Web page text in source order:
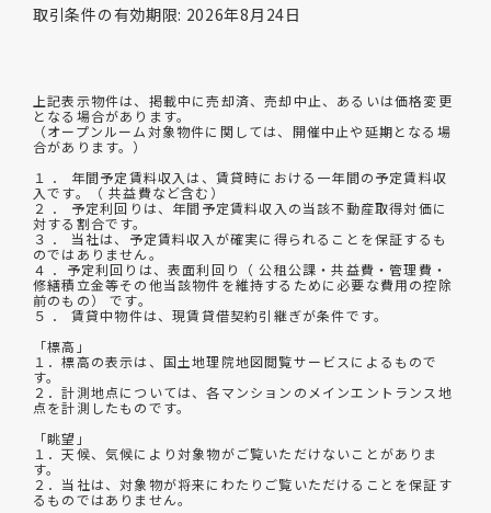
取引条件の有効期限: 2026年8月24日
上記表示物件は、掲載中に売却済、売却中止、あるいは価格変更
となる場合があります。
（オープンルーム対象物件に関しては、開催中止や延期となる場
合があります。）
１ ． 年間予定賃料収入は、賃貸時における一年間の予定賃料収
入です。（ 共益費など含む）
２ ． 予定利回りは、年間予定賃料収入の当該不動産取得対価に
対する割合です。
３ ． 当社は、予定賃料収入が確実に得られることを保証するも
のではありません。
４ ．予定利回りは、表面利回り（ 公租公課・共益費・管理費・
修繕積立金等その他当該物件を維持するために必要な費用の控除
前のもの） です。
５ ． 賃貸中物件は、現賃貸借契約引継ぎが条件です。
「標高」
１．標高の表示は、国土地理院地図閲覧サービスによるもので
す。
２．計測地点については、各マンションのメインエントランス地
点を計測したものです。
「眺望」
１．天候、気候により対象物がご覧いただけないことがありま
す。
２．当社は、対象物が将来にわたりご覧いただけることを保証す
るものではありません。